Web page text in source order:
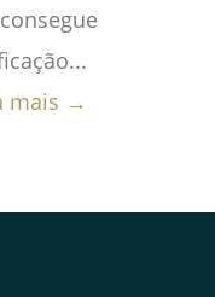
mais →